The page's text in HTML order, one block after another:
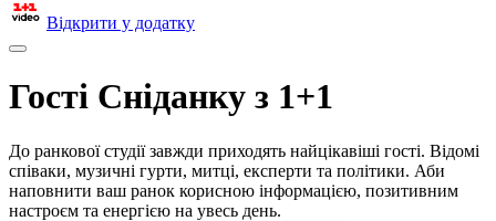
Відкрити у додатку
Гості Сніданку з 1+1
До ранкової студії завжди приходять найцікавіші гості. Відомі
співаки, музичні гурти, митці, експерти та політики. Аби
наповнити ваш ранок корисною інформацією, позитивним
настроєм та енергією на увесь день.